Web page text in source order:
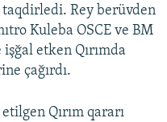
Rey berüvden
Kuleba OSCE ve BM
işğal etken Qırımda
çağırdı.
Qırım qararı